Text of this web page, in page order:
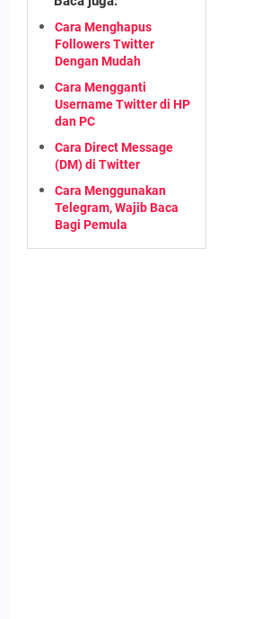
Cara Menghapus
Followers Twitter
Dengan Mudah
Cara Mengganti
Username Twitter di HP
dan PC
Cara Direct Message
(DM) di Twitter
Cara Menggunakan
Telegram, Wajib Baca
Bagi Pemula